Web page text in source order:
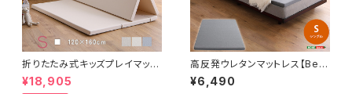
折りたたみ式キッズプレイマッ
ト Sサイズ（120×160cm）
¥18,905
高反発ウレタンマットレス【Bele
za5-ベレーザ・ファイブ-】(シン
グル) ORM-05S
¥6,490